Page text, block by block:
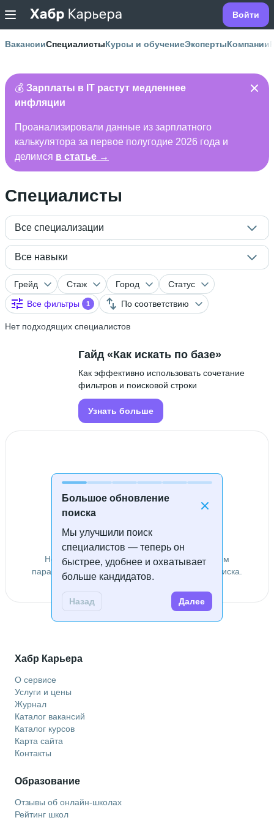
Войти
ВакансииСпециалистыКурсы и обучениеЭкспертыКомпании
💰 Зарплаты в IT растут медленнее
инфляции
Проанализировали данные из зарплатного
калькулятора за первое полугодие 2026 года и
делимся в статье →
Специалисты
Все специализации
Все навыки
Грейд Стаж Город
Статус
Все фильтры
1 По соответствию
Нет подходящих специалистов
Большое обновление
поиска
Мы улучшили поиск
специалистов — теперь он
быстрее, удобнее и охватывает
больше кандидатов.
Назад Далее
Гайд «Как искать по базе»
Как эффективно использовать сочетание
фильтров и поисковой строки
Узнать больше
Специалисты не найдены
Не удалось найти специалистов по заданным
параметрам. Попробуйте изменить условия поиска.
Хабр Карьера
О сервисе
Услуги и цены
Журнал
Каталог вакансий
Каталог курсов
Карта сайта
Контакты
Образование
Отзывы об онлайн-школах
Рейтинг школ